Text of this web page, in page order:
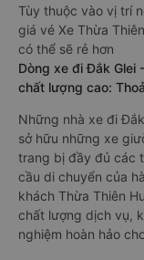
Tùy thuộc vào vị trí
giá vé Xe Thừa
có thể sẽ rẻ hơn
Dòng xe đi Đắk Glei
chất lượng cao:
Những nhà xe đi
sở hữu những xe
trang bị đầy đủ các
cầu di chuyển của
khách Thừa Thiên
chất lượng dịch vụ,
nghiệm hoàn hảo